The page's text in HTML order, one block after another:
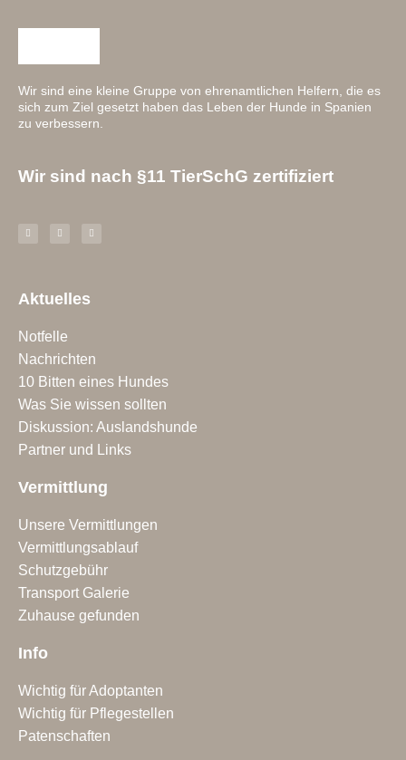
Wir sind eine kleine Gruppe von ehrenamtlichen Helfern, die es
sich zum Ziel gesetzt haben das Leben der Hunde in Spanien
zu verbessern.
Wir sind nach §11 TierSchG zertifiziert
Aktuelles
Notfelle
Nachrichten
10 Bitten eines Hundes
Was Sie wissen sollten
Diskussion: Auslandshunde
Partner und Links
Vermittlung
Unsere Vermittlungen
Vermittlungsablauf
Schutzgebühr
Transport Galerie
Zuhause gefunden
Info
Wichtig für Adoptanten
Wichtig für Pflegestellen
Patenschaften